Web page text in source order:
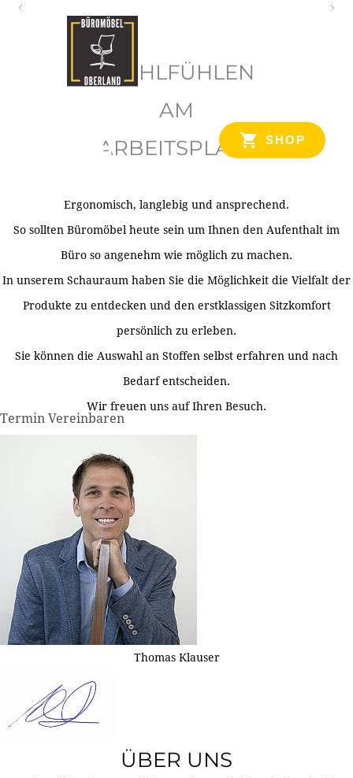
SHOP
WOHLFÜHLEN
AM
ARBEITSPLATZ
Ergonomisch, langlebig und ansprechend.
So sollten Büromöbel heute sein um Ihnen den Aufenthalt im
Büro so angenehm wie möglich zu machen.
In unserem Schauraum haben Sie die Möglichkeit die Vielfalt der
Produkte zu entdecken und den erstklassigen Sitzkomfort
persönlich zu erleben.
Sie können die Auswahl an Stoffen selbst erfahren und nach
Bedarf entscheiden.
Wir freuen uns auf Ihren Besuch.
Termin Vereinbaren
Thomas Klauser
ÜBER UNS